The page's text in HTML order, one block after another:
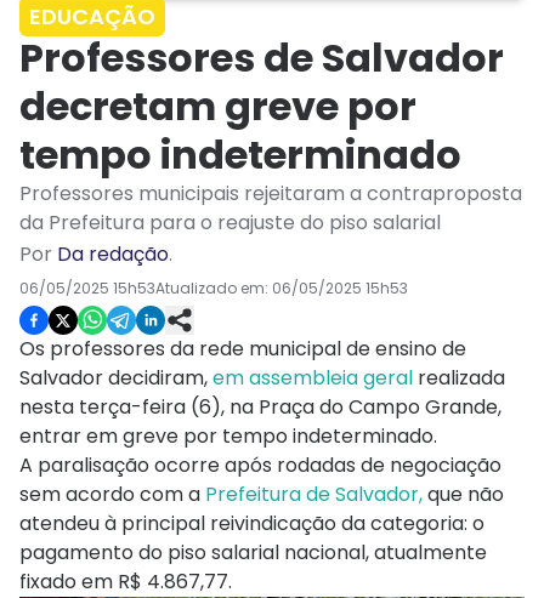
EDUCAÇÃO
Professores de Salvador
decretam greve por
tempo indeterminado
Professores municipais rejeitaram a contraproposta
da Prefeitura para o reajuste do piso salarial
Por Da redação.
06/05/2025 15h53Atualizado em: 06/05/2025 15h53
Os professores da rede municipal de ensino de
Salvador decidiram,em assembleia geral realizada
nesta terça-feira (6), na Praça do Campo Grande,
entrar em greve por tempo indeterminado.
A paralisação ocorre após rodadas de negociação
sem acordo com a Prefeitura de Salvador,que não
atendeu à principal reivindicação da categoria: o
pagamento do piso salarial nacional, atualmente
fixado em R$ 4.867,77.